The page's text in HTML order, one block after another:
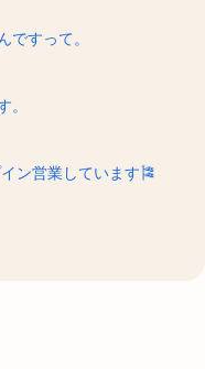
ですって。
。
ン営業しています🎏